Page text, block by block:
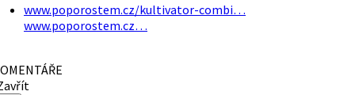
www.poporostem.cz/kultivator-combi…
www.poporostem.cz…